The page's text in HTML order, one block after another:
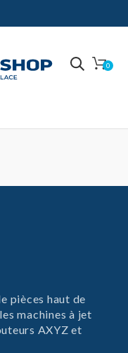
0
pièces haut de
machines à jet
AXYZ et